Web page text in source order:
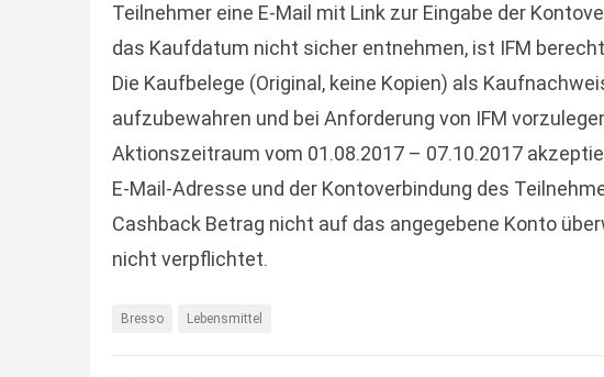
Teilnehmer eine E-Mail mit Link zur Eingabe der
das Kaufdatum nicht sicher entnehmen, ist IFM
Die Kaufbelege (Original, keine Kopien) als
aufzubewahren und bei Anforderung von IFM
Aktionszeitraum vom 01.08.2017 – 07.10.2017
E-Mail-Adresse und der Kontoverbindung des
Cashback Betrag nicht auf das angegebene Konto
nicht verpflichtet.
Bresso Lebensmittel